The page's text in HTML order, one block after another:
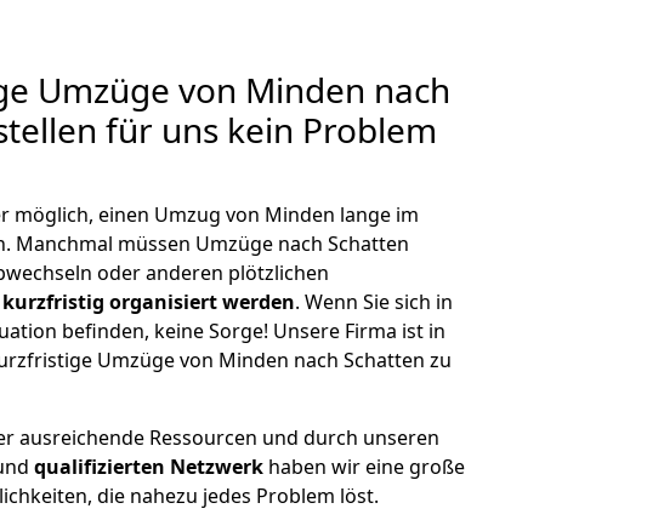
Umzüge von Minden nach
für uns kein Problem
möglich, einen Umzug von Minden lange im
Manchmal müssen Umzüge nach Schatten
oder anderen plötzlichen
organisiert werden. Wenn Sie sich in
befinden, keine Sorge! Unsere Firma ist in
Umzüge von Minden nach Schatten zu
ausreichende Ressourcen und durch unseren
qualifizierten Netzwerk haben wir eine große
die nahezu jedes Problem löst.